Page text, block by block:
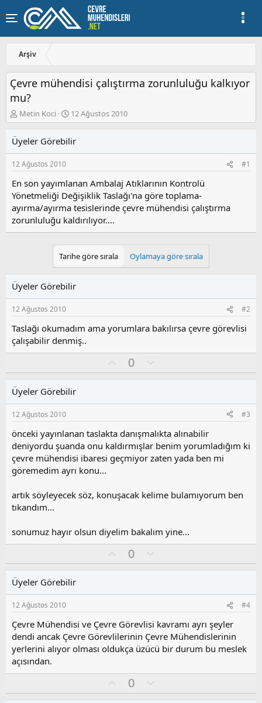
Arşiv
Çevre mühendisi çalıştırma zorunluluğu kalkıyor
mu?
K
o
u
y
u
a
ş
l
a
Metin Koci
B
a
l
a
ı
ç
t
a
i
12 Ağustos 2010
Üyeler Görebilir
12 Ağustos 2010 #1
En son yayımlanan Ambalaj Atıklarının Kontrolü
Yönetmeliği Değişiklik Taslağı'na göre toplama-
ayırma/ayırma tesislerinde çevre mühendisi çalıştırma
zorunluluğu kaldırılıyor....
Tarihe göre sırala Oylamaya göre sırala
Üyeler Görebilir
12 Ağustos 2010 #2
Taslağı okumadım ama yorumlara bakılırsa çevre görevlisi
çalışabilir denmiş..
y
0
l
s
u
z
o
y
Üyeler Görebilir
12 Ağustos 2010 #3
önceki yayınlanan taslakta danışmalıkta alınabilir
deniyordu şuanda onu kaldırmışlar benim yorumladığım ki
çevre mühendisi ibaresi geçmiyor zaten yada ben mi
göremedim ayrı konu...
artık söyleyecek söz, konuşacak kelime bulamıyorum ben
tıkandım...
sonumuz hayır olsun diyelim bakalım yine...
y
0
l
s
u
z
o
y
a
Üyeler Görebilir
12 Ağustos 2010 #4
Çevre Mühendisi ve Çevre Görevlisi kavramı ayrı şeyler
dendi ancak Çevre Görevlilerinin Çevre Mühendislerinin
yerlerini alıyor olması oldukça üzücü bir durum bu meslek
açısından.
y
0
l